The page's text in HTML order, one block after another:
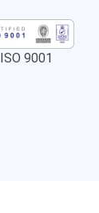
ISO 9001